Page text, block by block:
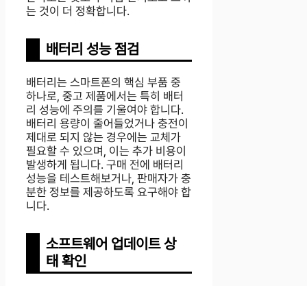
는 것이 더 정확합니다.
배터리 성능 점검
배터리는 스마트폰의 핵심 부품 중
하나로, 중고 제품에서는 특히 배터
리 성능에 주의를 기울여야 합니다.
배터리 용량이 줄어들었거나 충전이
제대로 되지 않는 경우에는 교체가
필요할 수 있으며, 이는 추가 비용이
발생하게 됩니다. 구매 전에 배터리
성능을 테스트해보거나, 판매자가 충
분한 정보를 제공하도록 요구해야 합
니다.
소프트웨어 업데이트 상
태 확인